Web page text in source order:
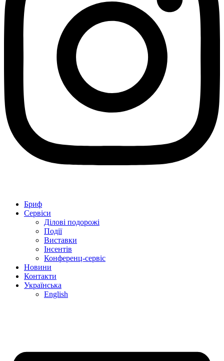
Бриф
Сервіси
Ділові подорожі
Події
Виставки
Інсентів
Конференц-сервіс
Новини
Контакти
Українська
English